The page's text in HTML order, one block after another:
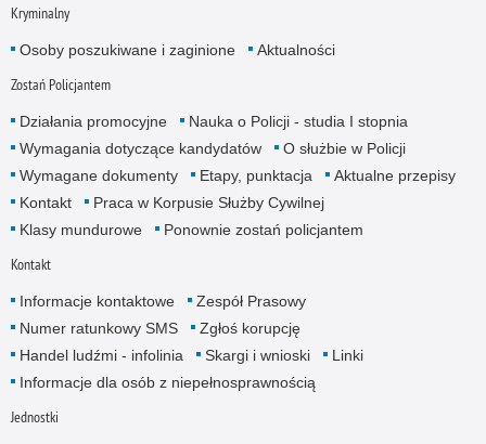
Kryminalny
Osoby poszukiwane i zaginione Aktualności
Zostań Policjantem
Działania promocyjne
Nauka o Policji - studia I stopnia
Wymagania dotyczące kandydatów
O służbie w Policji
Wymagane dokumenty
Etapy, punktacja
Aktualne przepisy
Kontakt
Praca w Korpusie Służby Cywilnej
Klasy mundurowe
Ponownie zostań policjantem
Kontakt
Informacje kontaktowe
Zespół Prasowy
Numer ratunkowy SMS
Zgłoś korupcję
Handel ludźmi - infolinia
Skargi i wnioski
Linki
Informacje dla osób z niepełnosprawnością
Jednostki